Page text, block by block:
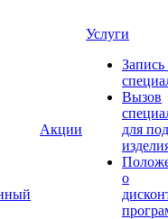
Акции
Услуги
Запись
Вызов
для
о